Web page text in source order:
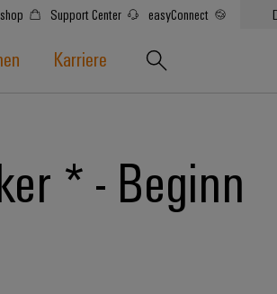
Support Center easyConnect
Karriere
* - Beginn